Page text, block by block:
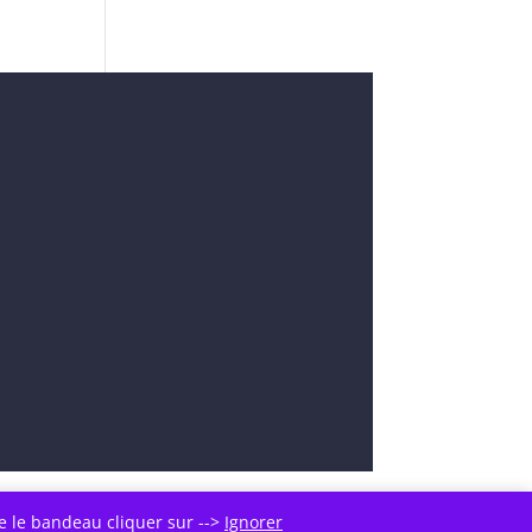
le bandeau cliquer sur --> Ignorer